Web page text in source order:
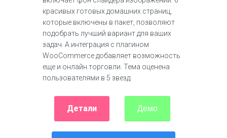
красивых готовых домашних страниц,
которые включены в пакет, позволяют
подобрать лучший вариант для ваших
задач. А интеграция с плагином
WooCommerce добавляет возможность
еще и онлайн торговли. Тема оценена
пользователями в 5 звезд.
Детали Демо